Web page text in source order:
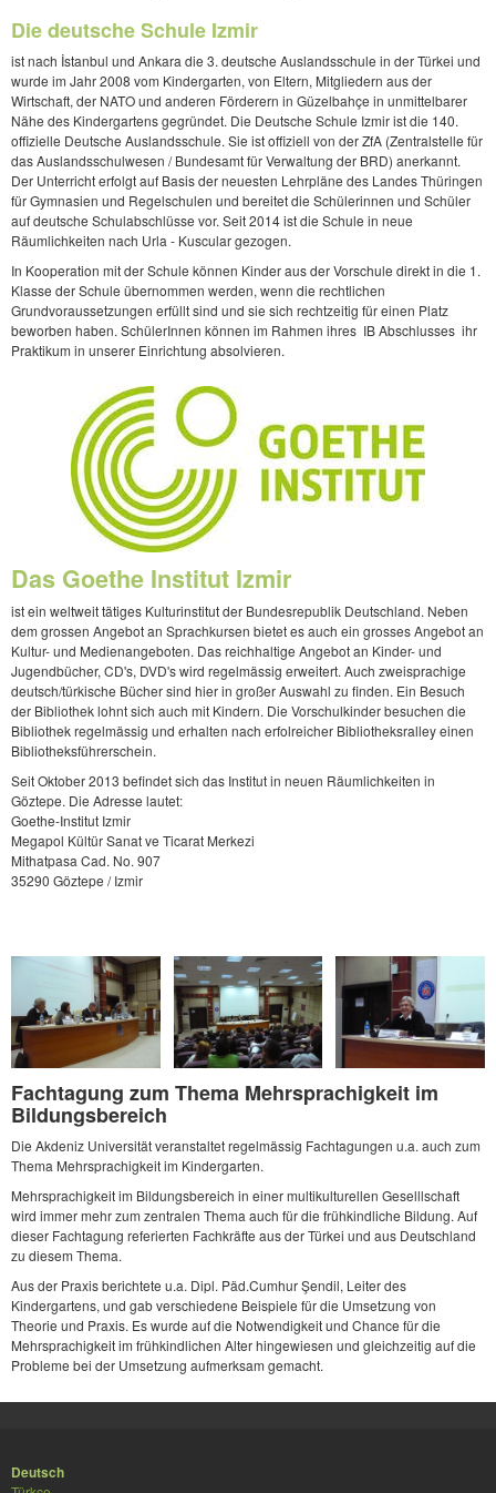
Die deutsche Schule Izmir
ist nach İstanbul und Ankara die 3. deutsche Auslandsschule in der Türkei und
wurde im Jahr 2008 vom Kindergarten, von Eltern, Mitgliedern aus der
Wirtschaft, der NATO und anderen Förderern in Güzelbahçe in unmittelbarer
Nähe des Kindergartens gegründet. Die Deutsche Schule Izmir ist die 140.
offizielle Deutsche Auslandsschule. Sie ist offiziell von der ZfA (Zentralstelle für
das Auslandsschulwesen / Bundesamt für Verwaltung der BRD) anerkannt.
Der Unterricht erfolgt auf Basis der neuesten Lehrpläne des Landes Thüringen
für Gymnasien und Regelschulen und bereitet die Schülerinnen und Schüler
auf deutsche Schulabschlüsse vor. Seit 2014 ist die Schule in neue
Räumlichkeiten nach Urla - Kuscular gezogen.
In Kooperation mit der Schule können Kinder aus der Vorschule direkt in die 1.
Klasse der Schule übernommen werden, wenn die rechtlichen
Grundvoraussetzungen erfüllt sind und sie sich rechtzeitig für einen Platz
beworben haben. SchülerInnen können im Rahmen ihres IB Abschlusses ihr
Praktikum in unserer Einrichtung absolvieren.
Das Goethe Institut Izmir
ist ein weltweit tätiges Kulturinstitut der Bundesrepublik Deutschland. Neben
dem grossen Angebot an Sprachkursen bietet es auch ein grosses Angebot an
Kultur- und Medienangeboten. Das reichhaltige Angebot an Kinder- und
Jugendbücher, CD's, DVD's wird regelmässig erweitert. Auch zweisprachige
deutsch/türkische Bücher sind hier in großer Auswahl zu finden. Ein Besuch
der Bibliothek lohnt sich auch mit Kindern. Die Vorschulkinder besuchen die
Bibliothek regelmässig und erhalten nach erfolreicher Bibliotheksralley einen
Bibliotheksführerschein.
Seit Oktober 2013 befindet sich das Institut in neuen Räumlichkeiten in
Göztepe. Die Adresse lautet:
Goethe-Institut Izmir
Megapol Kültür Sanat ve Ticarat Merkezi
Mithatpasa Cad. No. 907
35290 Göztepe / Izmir
Fachtagung zum Thema Mehrsprachigkeit im
Bildungsbereich
Die Akdeniz Universität veranstaltet regelmässig Fachtagungen u.a. auch zum
Thema Mehrsprachigkeit im Kindergarten.
Mehrsprachigkeit im Bildungsbereich in einer multikulturellen Geselllschaft
wird immer mehr zum zentralen Thema auch für die frühkindliche Bildung. Auf
dieser Fachtagung referierten Fachkräfte aus der Türkei und aus Deutschland
zu diesem Thema.
Aus der Praxis berichtete u.a. Dipl. Päd.Cumhur Şendil, Leiter des
Kindergartens, und gab verschiedene Beispiele für die Umsetzung von
Theorie und Praxis. Es wurde auf die Notwendigkeit und Chance für die
Mehrsprachigkeit im frühkindlichen Alter hingewiesen und gleichzeitig auf die
Probleme bei der Umsetzung aufmerksam gemacht.
Deutsch